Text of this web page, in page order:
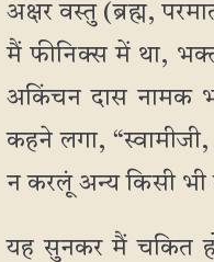
अक्षर वस्तु (ब्रह्म,
मैं फीनिक्स में था,
अकिंचन दास नामक
कहने लगा,
न करलूं अन्य किसी भी
यह सुनकर मैं चकित